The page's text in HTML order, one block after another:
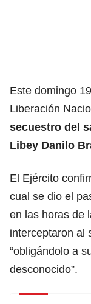
Este domingo
Liberación
secuestro del
Libey Danilo
El Ejército
cual se dio el
en las horas de
interceptaron al
“obligándolo a
desconocido”.